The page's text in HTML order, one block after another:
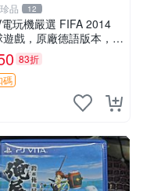
品 12
電玩機嚴選 FIFA 2014
遊戲，原廠德語版本，清
開盒 fifa 2014 psv 電玩
83折
碼